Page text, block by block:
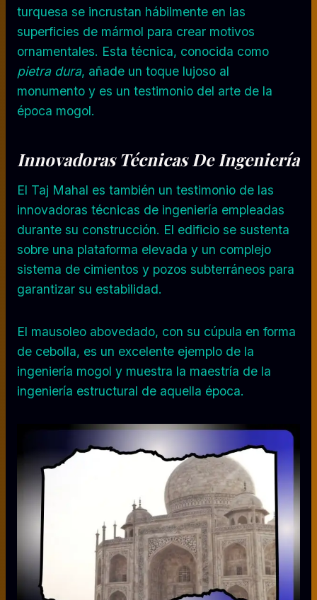
turquesa se incrustan hábilmente en las
superficies de mármol para crear motivos
ornamentales. Esta técnica, conocida como
pietra dura, añade un toque lujoso al
monumento y es un testimonio del arte de la
época mogol.
Innovadoras Técnicas De Ingeniería
El Taj Mahal es también un testimonio de las
innovadoras técnicas de ingeniería empleadas
durante su construcción. El edificio se sustenta
sobre una plataforma elevada y un complejo
sistema de cimientos y pozos subterráneos para
garantizar su estabilidad.
El mausoleo abovedado, con su cúpula en forma
de cebolla, es un excelente ejemplo de la
ingeniería mogol y muestra la maestría de la
ingeniería estructural de aquella época.